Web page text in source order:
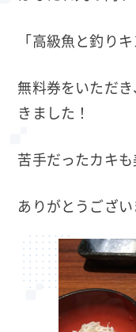
「高級魚と釣り
無料券をいただ
きました！
苦手だったカキも
ありがとうござい